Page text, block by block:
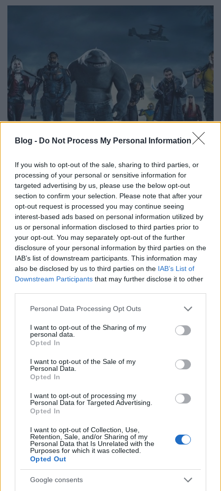
Blog - Do Not Process My Personal Information
If you wish to opt-out of the sale, sharing to third parties, or
processing of your personal or sensitive information for
targeted advertising by us, please use the below opt-out
section to confirm your selection. Please note that after your
opt-out request is processed you may continue seeing
interest-based ads based on personal information utilized by
us or personal information disclosed to third parties prior to
your opt-out. You may separately opt-out of the further
disclosure of your personal information by third parties on the
IAB’s list of downstream participants. This information may
also be disclosed by us to third parties on the IAB’s List of
Downstream Participants that may further disclose it to other
Please note that this website/app uses one or more Google
not limited to your visit or usage behaviour. You may click to
grant or deny consent to Google and its third-party tags to
use your data for below specified purposes in below Google
consent section.
Personal Data Processing Opt Outs
I want to opt-out of the Sharing of my
personal data.
Opted In
I want to opt-out of the Sale of my
Personal Data.
Opted In
I want to opt-out of processing my
Personal Data for Targeted Advertising.
Opted In
I want to opt-out of Collection, Use,
Retention, Sale, and/or Sharing of my
Personal Data that Is Unrelated with the
Purposes for which it was collected.
Opted Out
Google consents
Szinkronkritika
merlinicus• 2021. augusztus 02.
James Gunn nagyon ért a furcsa
emberekből/lényekből/izékből álló csapatok
összetereléséhez, pedig ez a műfaj egyik nehézsége.
Szerencsére a "Miért dolgozik együtt a csapat?
Hogyan kerülnek össze? Mi tartja őket egyben?"
égető kérdésekre már csak az első rész tükrében sem
kellett válaszolnia. Ahogy a…
20 éves a Spongyabob Kockanadrág
paddyd•2019. május 01.